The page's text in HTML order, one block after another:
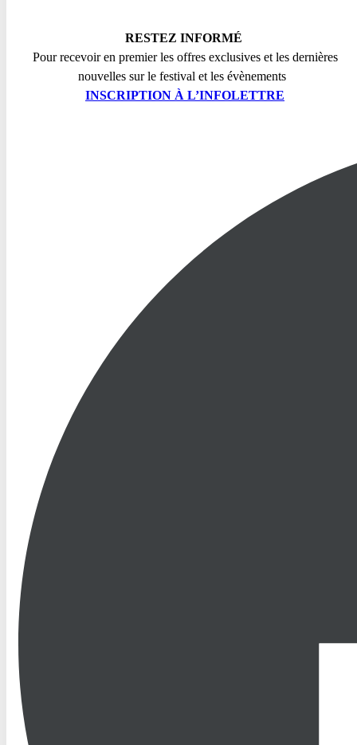
RESTEZ INFORMÉ
Pour recevoir en premier les offres exclusives et les dernières
nouvelles sur le festival et les évènements
INSCRIPTION À L’INFOLETTRE